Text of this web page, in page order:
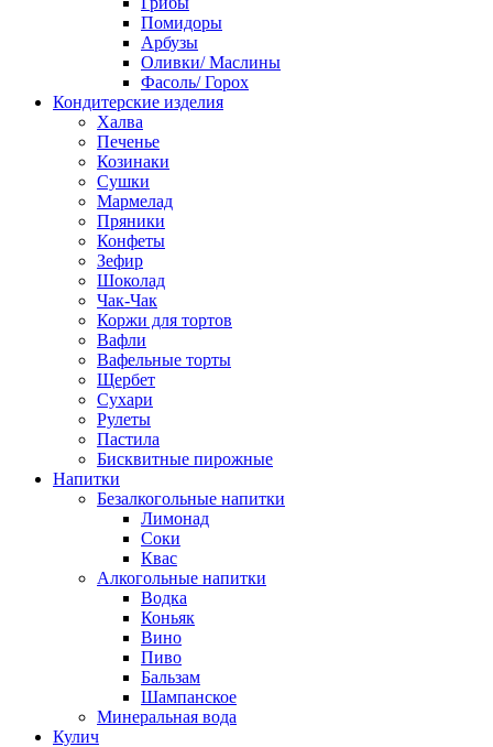
Помидоры
Арбузы
Оливки/ Маслины
Фасоль/ Горох
Кондитерские изделия
Халва
Печенье
Козинаки
Сушки
Мармелад
Пряники
Конфеты
Зефир
Шоколад
Чак-Чак
Коржи для тортов
Вафли
Вафельные торты
Щербет
Сухари
Рулеты
Пастила
Бисквитные пирожные
Напитки
Безалкогольные напитки
Лимонад
Соки
Квас
Алкогольные напитки
Водка
Коньяк
Вино
Пиво
Бальзам
Шампанское
Минеральная вода
Кулич